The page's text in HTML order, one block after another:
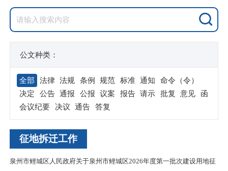
公文种类：
全部 法律 法规 条例 规范 标准 通知
命令（令）
决定
公告 通报 公报 议案 报告 请示 批复 意见
函
会议纪要
决议 通告 答复
征地拆迁工作
泉州市鲤城区人民政府关于泉州市鲤城区2026年度第一批次建设用地征